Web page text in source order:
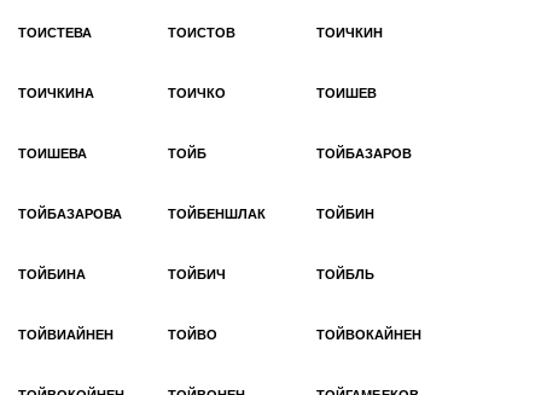
ТОИСТЕВА ТОИСТОВ ТОИЧКИН
ТОИЧКИНА ТОИЧКО ТОИШЕВ
ТОИШЕВА ТОЙБ ТОЙБАЗАРОВ
ТОЙБАЗАРОВА ТОЙБЕНШЛАК ТОЙБИН
ТОЙБИНА ТОЙБИЧ ТОЙБЛЬ
ТОЙВИАЙНЕН ТОЙВО ТОЙВОКАЙНЕН